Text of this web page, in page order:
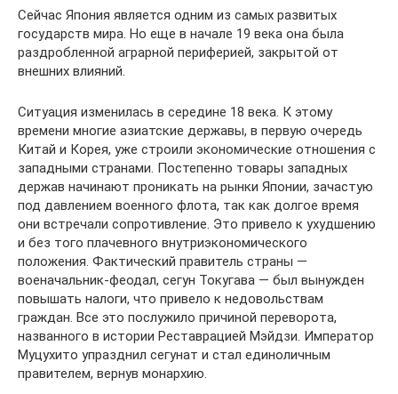
Сейчас Япония является одним из самых развитых
государств мира. Но еще в начале 19 века она была
раздробленной аграрной периферией, закрытой от
внешних влияний.
Ситуация изменилась в середине 18 века. К этому
времени многие азиатские державы, в первую очередь
Китай и Корея, уже строили экономические отношения с
западными странами. Постепенно товары западных
держав начинают проникать на рынки Японии, зачастую
под давлением военного флота, так как долгое время
они встречали сопротивление. Это привело к ухудшению
и без того плачевного внутриэкономического
положения. Фактический правитель страны —
военачальник-феодал, сегун Токугава — был вынужден
повышать налоги, что привело к недовольствам
граждан. Все это послужило причиной переворота,
названного в истории Реставрацией Мэйдзи. Император
Муцухито упразднил сегунат и стал единоличным
правителем, вернув монархию.